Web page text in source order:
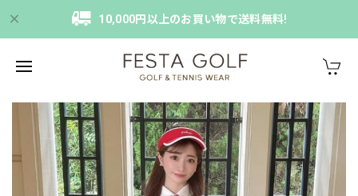
10,000円以上のお買い物で送料無料!